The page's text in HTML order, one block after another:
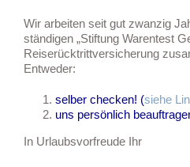
Wir arbeiten seit gut zwanzig
ständigen „Stiftung Warentest
Reiserücktrittversicherung
Entweder:
selber checken! (siehe
uns persönlich
In Urlaubsvorfreude Ihr